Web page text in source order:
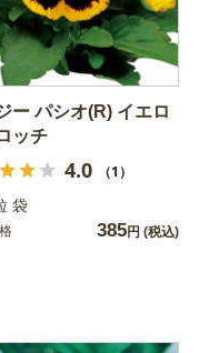
ー パシオ(R) イエロ
ッチ
4.0 （1）
袋
385円 (税込)